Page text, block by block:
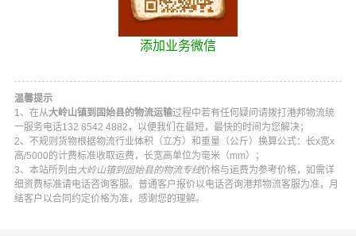
添加业务微信
温馨提示
1、在从大岭山镇到固始县的物流运输过程中若有任何疑问请拨打 港邦物流统
一服务电话132 8542 4882 ，以便我们在最短，最快的时间为您解决；
2、不规则货物根据物流行业体积（立方）和重量（公斤）换算公式：长x宽x
高/5000的计费标准收取运费，长宽高单位为毫米（mm）；
3、本站所列由大岭山镇到固始县的物流专线价格与运费为参考价格，如需详
细资费标准请电话咨询客服。普通客户报价以电话咨询港邦物流客服为准，月
结客户以合同约定价格为准，感谢您的理解。